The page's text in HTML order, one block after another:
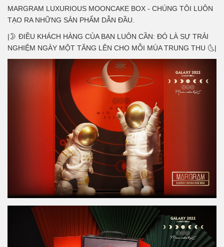
MARGRAM LUXURIOUS MOONCAKE BOX - CHÚNG TÔI LUÔN
TẠO RA NHỮNG SẢN PHẨM DẪN ĐẦU.
|🌛 ĐIỀU KHÁCH HÀNG CỦA BẠN LUÔN CẦN: ĐÓ LÀ SỰ TRẢI
NGHIỆM NGÀY MỘT TĂNG LÊN CHO MỖI MÙA TRUNG THU 🌜|